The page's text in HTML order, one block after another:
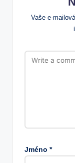
Vaše e-
Jméno *